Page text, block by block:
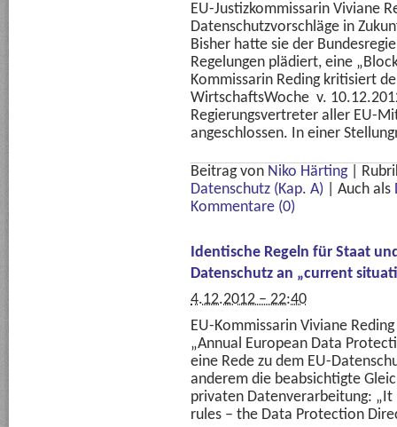
EU-Justizkommissarin Viviane
Datenschutzvorschläge in
Bisher hatte sie der
Regelungen plädiert, eine
Kommissarin Reding kritisiert
WirtschaftsWoche v.
Regierungsvertreter aller EU-
angeschlossen. In einer
Beitrag von Niko Härting
Datenschutz (Kap. A)
Auch als
Kommentare (0)
Identische Regeln für Staat
Datenschutz an „current
4.12.2012 – 22:40
EU-Kommissarin Viviane
„Annual European Data
eine Rede zu dem EU-
anderem die beabsichtigte
privaten Datenverarbeitung:
rules – the Data Protection